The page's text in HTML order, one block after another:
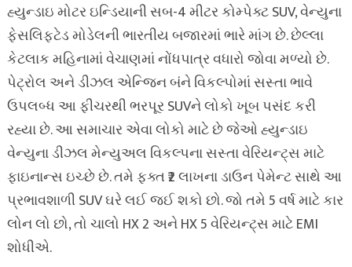
હ્યુન્ડાઇ મોટર ઇન્ડિયાની સબ-4 મીટર કોમ્પેક્ટ SUV, વેન્યુના
ફેસલિફ્ટેડ મોડેલની ભારતીય બજારમાં ભારે માંગ છે. છેલ્લા
કેટલાક મહિનામાં વેચાણમાં નોંધપાત્ર વધારો જોવા મળ્યો છે.
પેટ્રોલ અને ડીઝલ એન્જિન બંને વિકલ્પોમાં સસ્તા ભાવે
ઉપલબ્ધ આ ફીચરથી ભરપૂર SUVને લોકો ખૂબ પસંદ કરી
રહ્યા છે. આ સમાચાર એવા લોકો માટે છે જેઓ હ્યુન્ડાઇ
વેન્યુના ડીઝલ મેન્યુઅલ વિકલ્પના સસ્તા વેરિયન્ટ્સ માટે
ફાઇનાન્સ ઇચ્છે છે. તમે ફક્ત ₹2 લાખના ડાઉન પેમેન્ટ સાથે આ
પ્રભાવશાળી SUV ઘરે લઈ જઈ શકો છો. જો તમે 5 વર્ષ માટે કાર
લોન લો છો, તો ચાલો HX 2 અને HX 5 વેરિયન્ટ્સ માટે EMI
શોધીએ.